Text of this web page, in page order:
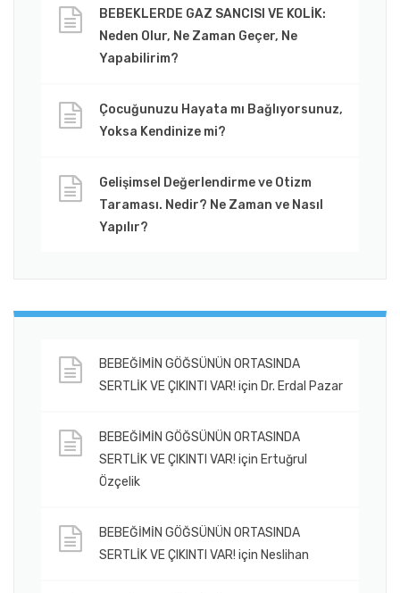
BEBEKLERDE GAZ SANCISI VE KOLİK:
Neden Olur, Ne Zaman Geçer, Ne
Yapabilirim?
Çocuğunuzu Hayata mı Bağlıyorsunuz,
Yoksa Kendinize mi?
Gelişimsel Değerlendirme ve Otizm
Taraması. Nedir? Ne Zaman ve Nasıl
Yapılır?
BEBEĞİMİN GÖĞSÜNÜN ORTASINDA
SERTLİK VE ÇIKINTI VAR! için Dr. Erdal Pazar
BEBEĞİMİN GÖĞSÜNÜN ORTASINDA
SERTLİK VE ÇIKINTI VAR! için Ertuğrul
Özçelik
BEBEĞİMİN GÖĞSÜNÜN ORTASINDA
SERTLİK VE ÇIKINTI VAR! için Neslihan